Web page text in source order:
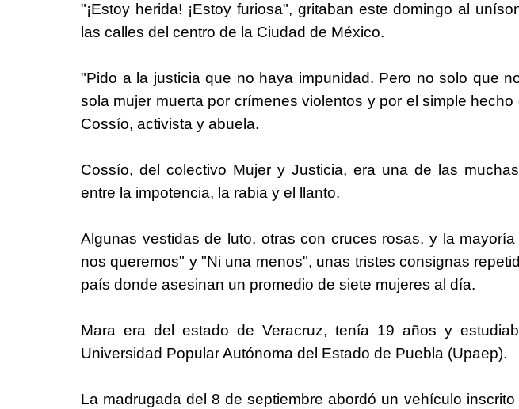
"¡Estoy herida! ¡Estoy furiosa", gritaban este domingo al
las calles del centro de la Ciudad de México.
"Pido a la justicia que no haya impunidad. Pero no solo que
sola mujer muerta por crímenes violentos y por el simple
Cossío, activista y abuela.
Cossío, del colectivo Mujer y Justicia, era una de las
entre la impotencia, la rabia y el llanto.
Algunas vestidas de luto, otras con cruces rosas, y la
nos queremos" y "Ni una menos", unas tristes consignas
país donde asesinan un promedio de siete mujeres al día.
Mara era del estado de Veracruz, tenía 19 años y
Universidad Popular Autónoma del Estado de Puebla (Upaep).
La madrugada del 8 de septiembre abordó un vehículo